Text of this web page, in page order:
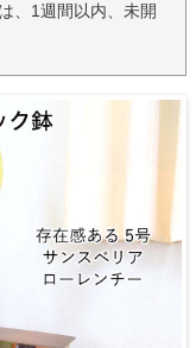
、1週間以内、未開